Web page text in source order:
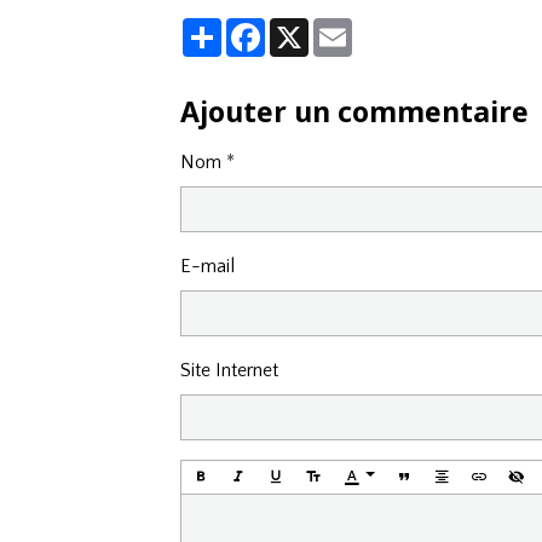
PartagerFacebook
X
Ajouter un commentaire
Nom
E-mail
Site Internet